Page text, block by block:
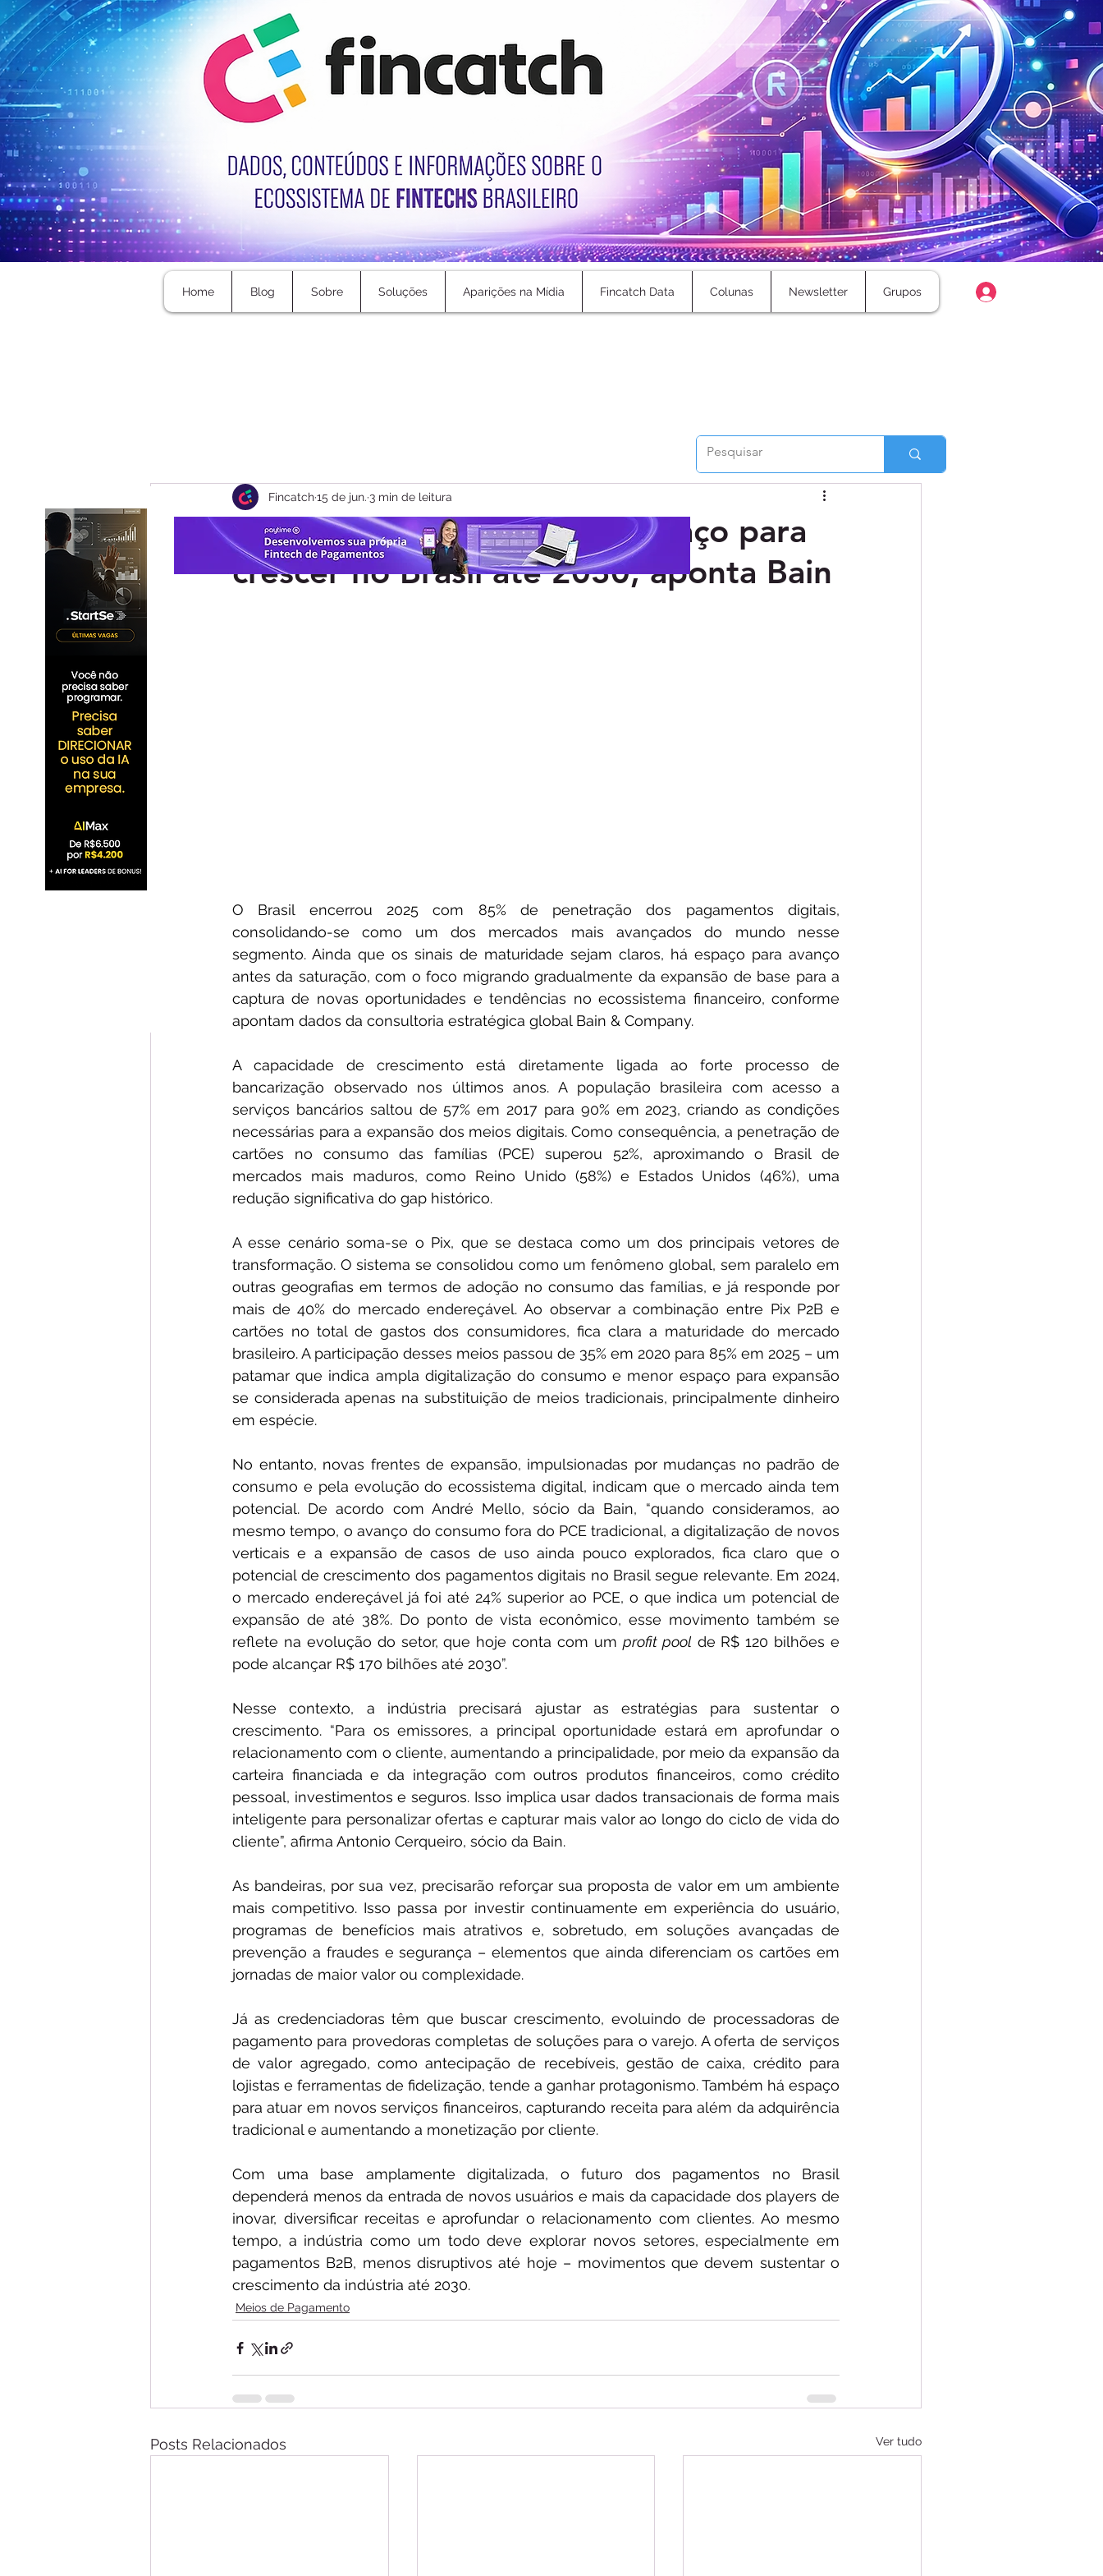
Login
Home Blog Sobre Soluções Aparições na Mídia Fincatch Data Colunas Newsletter Grupos
Pagamentos digitais tem espaço para
crescer no Brasil até 2030, aponta Bain
Fincatch15 de jun. 3 min de leitura
O Brasil encerrou 2025 com 85% de penetração dos pagamentos digitais,
consolidando-se como um dos mercados mais avançados do mundo nesse
segmento. Ainda que os sinais de maturidade sejam claros, há espaço para avanço
antes da saturação, com o foco migrando gradualmente da expansão de base para a
captura de novas oportunidades e tendências no ecossistema financeiro, conforme
apontam dados da consultoria estratégica global Bain & Company.
A capacidade de crescimento está diretamente ligada ao forte processo de
bancarização observado nos últimos anos. A população brasileira com acesso a
serviços bancários saltou de 57% em 2017 para 90% em 2023, criando as condições
necessárias para a expansão dos meios digitais. Como consequência, a penetração de
cartões no consumo das famílias (PCE) superou 52%, aproximando o Brasil de
mercados mais maduros, como Reino Unido (58%) e Estados Unidos (46%), uma
redução significativa do gap histórico.
A esse cenário soma-se o Pix, que se destaca como um dos principais vetores de
transformação. O sistema se consolidou como um fenômeno global, sem paralelo em
outras geografias em termos de adoção no consumo das famílias, e já responde por
mais de 40% do mercado endereçável. Ao observar a combinação entre Pix P2B e
cartões no total de gastos dos consumidores, fica clara a maturidade do mercado
brasileiro. A participação desses meios passou de 35% em 2020 para 85% em 2025 – um
patamar que indica ampla digitalização do consumo e menor espaço para expansão
se considerada apenas na substituição de meios tradicionais, principalmente dinheiro
em espécie.
No entanto, novas frentes de expansão, impulsionadas por mudanças no padrão de
consumo e pela evolução do ecossistema digital, indicam que o mercado ainda tem
potencial. De acordo com André Mello, sócio da Bain, “quando consideramos, ao
mesmo tempo, o avanço do consumo fora do PCE tradicional, a digitalização de novos
verticais e a expansão de casos de uso ainda pouco explorados, fica claro que o
potencial de crescimento dos pagamentos digitais no Brasil segue relevante. Em 2024,
o mercado endereçável já foi até 24% superior ao PCE, o que indica um potencial de
expansão de até 38%. Do ponto de vista econômico, esse movimento também se
reflete na evolução do setor, que hoje conta com um profit pool de R$ 120 bilhões e
pode alcançar R$ 170 bilhões até 2030”.
Nesse contexto, a indústria precisará ajustar as estratégias para sustentar o
crescimento. “Para os emissores, a principal oportunidade estará em aprofundar o
relacionamento com o cliente, aumentando a principalidade, por meio da expansão da
carteira financiada e da integração com outros produtos financeiros, como crédito
pessoal, investimentos e seguros. Isso implica usar dados transacionais de forma mais
inteligente para personalizar ofertas e capturar mais valor ao longo do ciclo de vida do
cliente”, afirma Antonio Cerqueiro, sócio da Bain.
As bandeiras, por sua vez, precisarão reforçar sua proposta de valor em um ambiente
mais competitivo. Isso passa por investir continuamente em experiência do usuário,
programas de benefícios mais atrativos e, sobretudo, em soluções avançadas de
prevenção a fraudes e segurança – elementos que ainda diferenciam os cartões em
jornadas de maior valor ou complexidade.
Já as credenciadoras têm que buscar crescimento, evoluindo de processadoras de
pagamento para provedoras completas de soluções para o varejo. A oferta de serviços
de valor agregado, como antecipação de recebíveis, gestão de caixa, crédito para
lojistas e ferramentas de fidelização, tende a ganhar protagonismo. Também há espaço
para atuar em novos serviços financeiros, capturando receita para além da adquirência
tradicional e aumentando a monetização por cliente.
Com uma base amplamente digitalizada, o futuro dos pagamentos no Brasil
dependerá menos da entrada de novos usuários e mais da capacidade dos players de
inovar, diversificar receitas e aprofundar o relacionamento com clientes. Ao mesmo
tempo, a indústria como um todo deve explorar novos setores, especialmente em
pagamentos B2B, menos disruptivos até hoje – movimentos que devem sustentar o
crescimento da indústria até 2030.
Meios de Pagamento
Posts Relacionados Ver tudo